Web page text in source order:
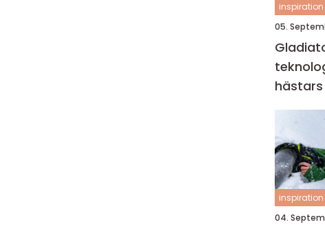
inspiration
05.
inspiration
04.